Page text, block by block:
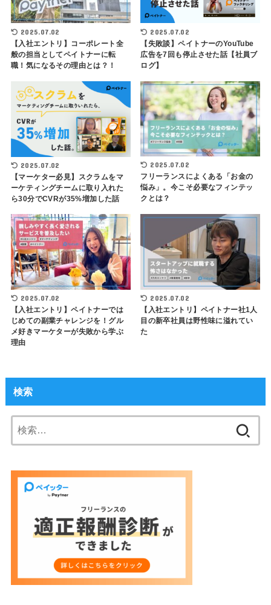
2025.07.02
【入社エントリ】コーポレート全
般の担当としてペイトナーに転
職！気になるその理由とは？！
2025.07.02
【失敗談】ペイトナーのYouTube
広告を7回も停止させた話【社員ブ
ログ】
2025.07.02
【マーケター必見】スクラムをマ
ーケティングチームに取り入れた
ら30分でCVRが35%増加した話
2025.07.02
フリーランスによくある「お金の
悩み」。今こそ必要なフィンテッ
クとは？
2025.07.02
【入社エントリ】ペイトナーでは
じめての副業チャレンジを！グル
メ好きマーケターが失敗から学ぶ
理由
2025.07.02
【入社エントリ】ペイトナー社1人
目の新卒社員は野性味に溢れてい
た
検索
索: